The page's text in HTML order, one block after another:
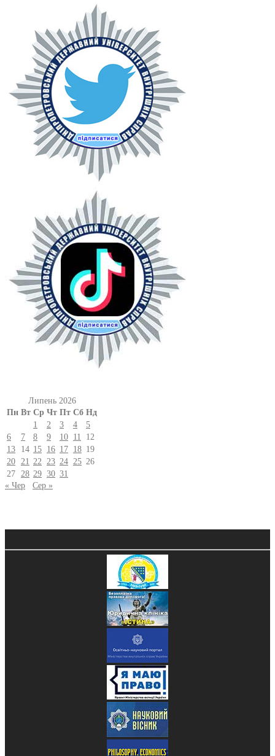
Липень 2026
Пн Вт Ср Чт Пт Сб Нд
1
2 3 4
5
6
7 8 9 10 11
12
13
14 15 16 17 18 19
20 21 22 23 24 25 26
27 28 29 30 31
« Чер
Сер »